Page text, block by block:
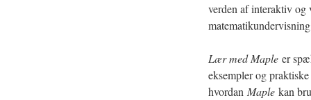
verden af interaktiv og
Lær med Maple er
eksempler og
hvordan Maple kan